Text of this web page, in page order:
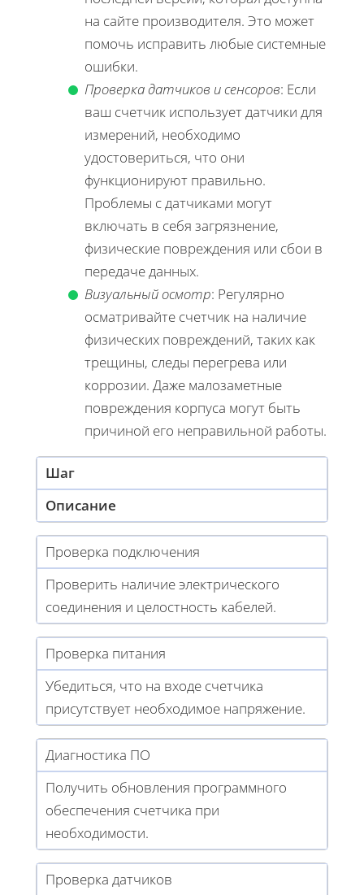
на сайте производителя. Это может
помочь исправить любые системные
ошибки.
Проверка датчиков и сенсоров: Если
ваш счетчик использует датчики для
измерений, необходимо
удостовериться, что они
функционируют правильно.
Проблемы с датчиками могут
включать в себя загрязнение,
физические повреждения или сбои в
передаче данных.
Визуальный осмотр: Регулярно
осматривайте счетчик на наличие
физических повреждений, таких как
трещины, следы перегрева или
коррозии. Даже малозаметные
повреждения корпуса могут быть
причиной его неправильной работы.
Шаг
Описание
Проверка подключения
Проверить наличие электрического
соединения и целостность кабелей.
Проверка питания
Убедиться, что на входе счетчика
присутствует необходимое напряжение.
Диагностика ПО
Получить обновления программного
обеспечения счетчика при
необходимости.
Проверка датчиков